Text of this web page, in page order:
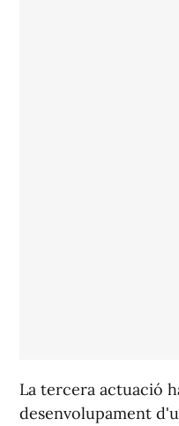
La tercera actuació
desenvolupament